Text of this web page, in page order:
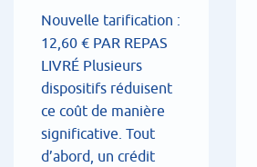
Nouvelle tarification :
12,60 € PAR REPAS
LIVRÉ Plusieurs
dispositifs réduisent
ce coût de manière
significative. Tout
d’abord, un crédit